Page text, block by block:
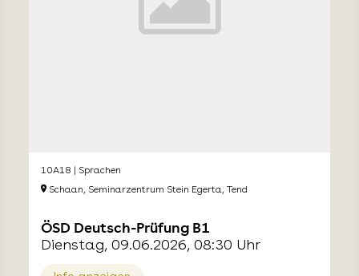
10A18 | Sprachen
Schaan, Seminarzentrum Stein Egerta, Tend
ÖSD Deutsch-Prüfung B1
Dienstag, 09.06.2026, 08:30 Uhr